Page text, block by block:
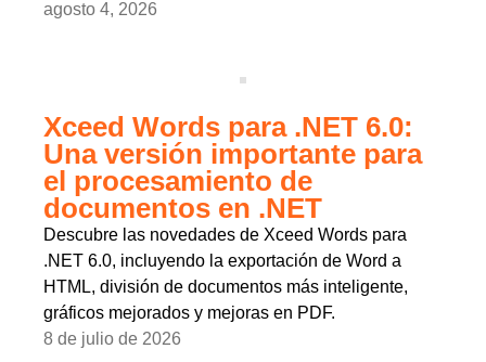
agosto 4, 2026
Xceed Words para .NET 6.0:
Una versión importante para
el procesamiento de
documentos en .NET
Descubre las novedades de Xceed Words para
.NET 6.0, incluyendo la exportación de Word a
HTML, división de documentos más inteligente,
gráficos mejorados y mejoras en PDF.
8 de julio de 2026